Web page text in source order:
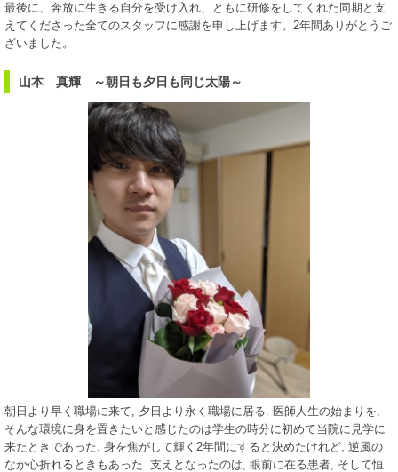
最後に、奔放に生きる自分を受け入れ、ともに研修をしてくれた同期と支
えてくださった全てのスタッフに感謝を申し上げます。2年間ありがとうご
ざいました。
山本 真輝 ～朝日も夕日も同じ太陽～
朝日より早く職場に来て, 夕日より永く職場に居る. 医師人生の始まりを,
そんな環境に身を置きたいと感じたのは学生の時分に初めて当院に見学に
来たときであった. 身を焦がして輝く2年間にすると決めたけれど, 逆風の
なか心折れるときもあった. 支えとなったのは, 眼前に在る患者, そして恒